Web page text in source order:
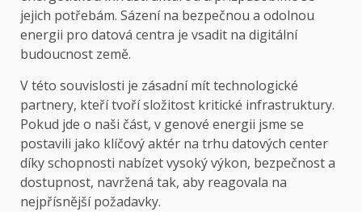
jejich potřebám. Sázení na bezpečnou a odolnou
energii pro datová centra je vsadit na digitální
budoucnost země.
V této souvislosti je zásadní mít technologické
partnery, kteří tvoří složitost kritické infrastruktury.
Pokud jde o naši část, v genové energii jsme se
postavili jako klíčový aktér na trhu datových center
díky schopnosti nabízet vysoký výkon, bezpečnost a
dostupnost, navržená tak, aby reagovala na
nejpřísnější požadavky.